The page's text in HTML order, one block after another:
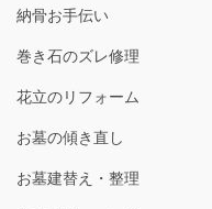
納骨お手伝い
巻き石のズレ修理
花立のリフォーム
お墓の傾き直し
お墓建替え・整理